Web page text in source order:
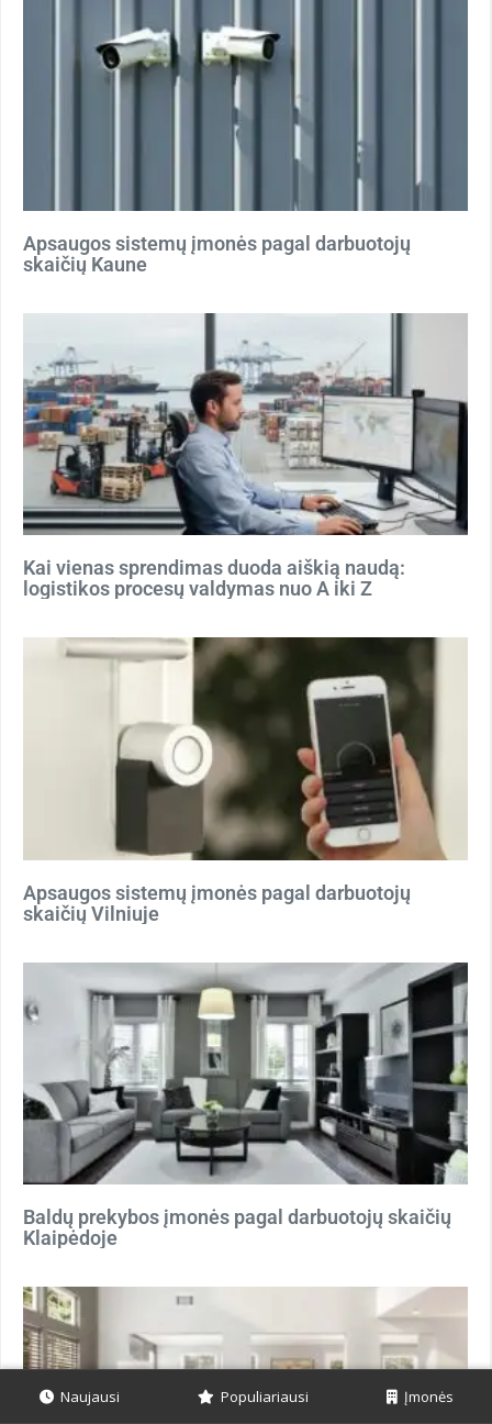
Apsaugos sistemų įmonės pagal darbuotojų
skaičių Kaune
Kai vienas sprendimas duoda aiškią naudą:
logistikos procesų valdymas nuo A iki Z
Apsaugos sistemų įmonės pagal darbuotojų
skaičių Vilniuje
Baldų prekybos įmonės pagal darbuotojų skaičių
Klaipėdoje
Naujausi Populiariausi Įmonės